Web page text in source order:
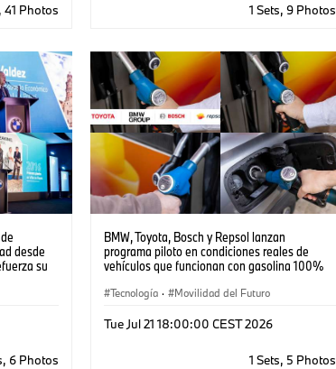
41 Photos 1 Sets, 9 Photos
desde
su
6 Photos
BMW, Toyota, Bosch y Repsol lanzan
programa piloto en condiciones reales de
vehículos que funcionan con gasolina 100%
Tecnología · Movilidad del Futuro
Tue Jul 21 18:00:00 CEST 2026
1 Sets, 5 Photos